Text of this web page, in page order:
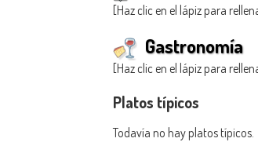
[Haz clic en el lápiz para
Gastronomía
[Haz clic en el lápiz para
Platos típicos
Todavía no hay platos típicos.